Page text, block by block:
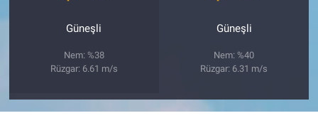
Güneşli
Nem: %38
Rüzgar: 6.61 m/s
Güneşli
Nem: %40
Rüzgar: 6.31 m/s